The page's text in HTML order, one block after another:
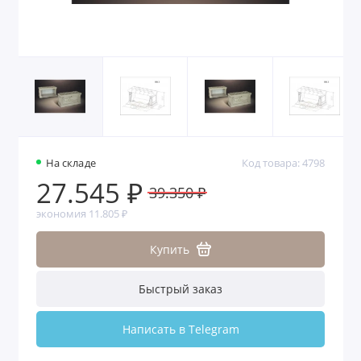
На складе Код товара: 4798
27.545 ₽ 39.350 ₽
экономия 11.805 ₽
Купить
Быстрый заказ
Написать в Telegram